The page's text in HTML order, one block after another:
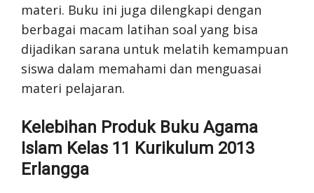
materi. Buku ini juga dilengkapi dengan
berbagai macam latihan soal yang bisa
dijadikan sarana untuk melatih kemampuan
siswa dalam memahami dan menguasai
materi pelajaran.
Kelebihan Produk Buku Agama
Islam Kelas 11 Kurikulum 2013
Erlangga